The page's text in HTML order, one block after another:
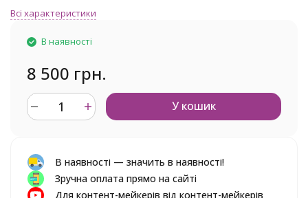
Всі характеристики
В наявності
8 500 грн.
У кошик
В наявності — значить в наявності!
Зручна оплата прямо на сайті
Для контент-мейкерів від контент-мейкерів